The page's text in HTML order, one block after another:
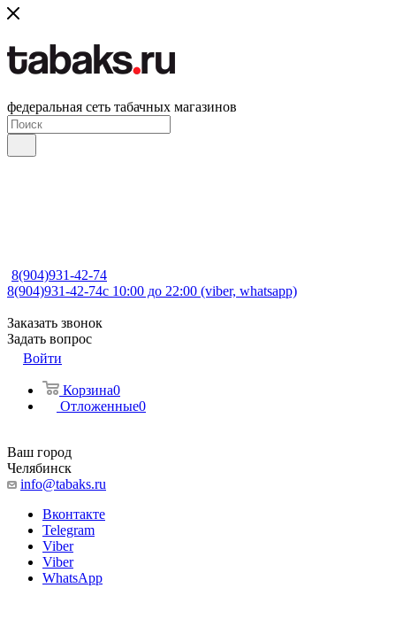
федеральная сеть табачных магазинов
8(904)931-42-74
8(904)931-42-74с 10:00 до 22:00 (viber, whatsapp)
Заказать звонок
Задать вопрос
Войти
Корзина0
Отложенные0
Ваш город
Челябинск
info@tabaks.ru
Вконтакте
Telegram
Viber
Viber
WhatsApp